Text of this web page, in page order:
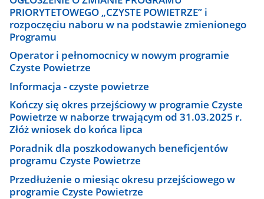
PRIORYTETOWEGO „CZYSTE POWIETRZE” i
rozpoczęciu naboru w na podstawie zmienionego
Programu
Operator i pełnomocnicy w nowym programie
Czyste Powietrze
Informacja - czyste powietrze
Kończy się okres przejściowy w programie Czyste
Powietrze w naborze trwającym od 31.03.2025 r.
Złóż wniosek do końca lipca
Poradnik dla poszkodowanych beneficjentów
programu Czyste Powietrze
Przedłużenie o miesiąc okresu przejściowego w
programie Czyste Powietrze